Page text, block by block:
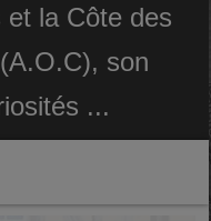
et la Côte des
son
...